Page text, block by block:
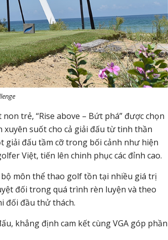
trẻ, “Rise above – Bứt phá” được chọn
xuyên suốt cho cả giải đấu từ tinh thần
giải đấu tầm cỡ trong bối cảnh như hiện
Việt, tiến lên chinh phục các đỉnh cao.
bộ môn thể thao golf tồn tại nhiều giá trị
đối trong quá trình rèn luyện và theo
đối đầu thử thách.
khẳng định cam kết cùng VGA góp phần